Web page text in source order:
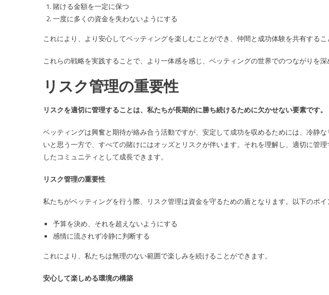
賭ける金額を一定に保つ
一度に多くの資金を失わないようにする
これにより、より安心してベッティングを楽しむことができ、仲間と成功体験を共有するこ
これらの戦略を実践することで、より一体感を感じ、ベッティングの世界でのつながりを深
リスク管理の重要性
リスクを適切に管理することは、私たちが長期的に勝ち続けるために欠かせない要素です。
ベッティングは興奮と期待が絡み合う活動ですが、安定して成功を収めるためには、冷静
いと思う一方で、すべての賭けにはオッズとリスクが伴います。それを理解し、適切に管
したコミュニティとして成長できます。
リスク管理の重要性
私たちがベッティングを行う際、リスク管理は資金を守るための盾となります。以下のポイ
予算を決め、それを超えないようにする
感情に流されず冷静に判断する
これにより、私たちは無理のない範囲で楽しみを続けることができます。
安心して楽しめる環境の構築